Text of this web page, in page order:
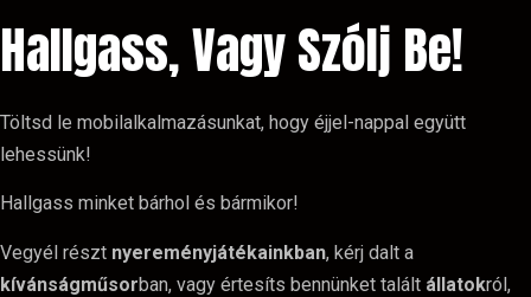
Hallgass, Vagy Szólj Be!
Töltsd le mobilalkalmazásunkat, hogy éjjel-nappal együtt
lehessünk!
Hallgass minket bárhol és bármikor!
Vegyél részt nyereményjátékainkban, kérj dalt a
kívánságműsorban, vagy értesíts bennünket talált állatokról,